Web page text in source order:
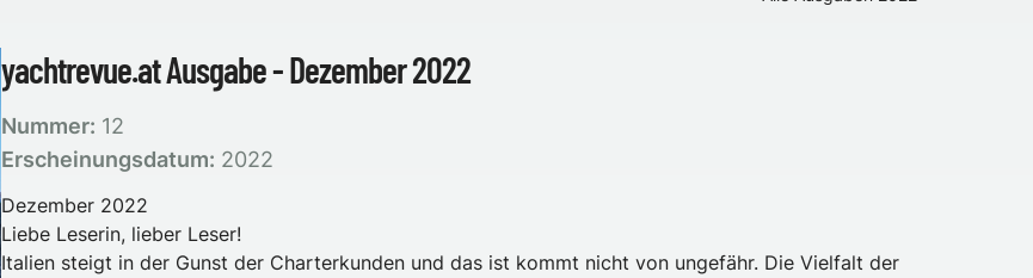
yachtrevue.at Ausgabe - Dezember 2022
Nummer: 12
Erscheinungsdatum: 2022
Dezember 2022
Liebe Leserin, lieber Leser!
Italien steigt in der Gunst der Charterkunden und das ist kommt nicht von ungefähr. Die Vielfalt der